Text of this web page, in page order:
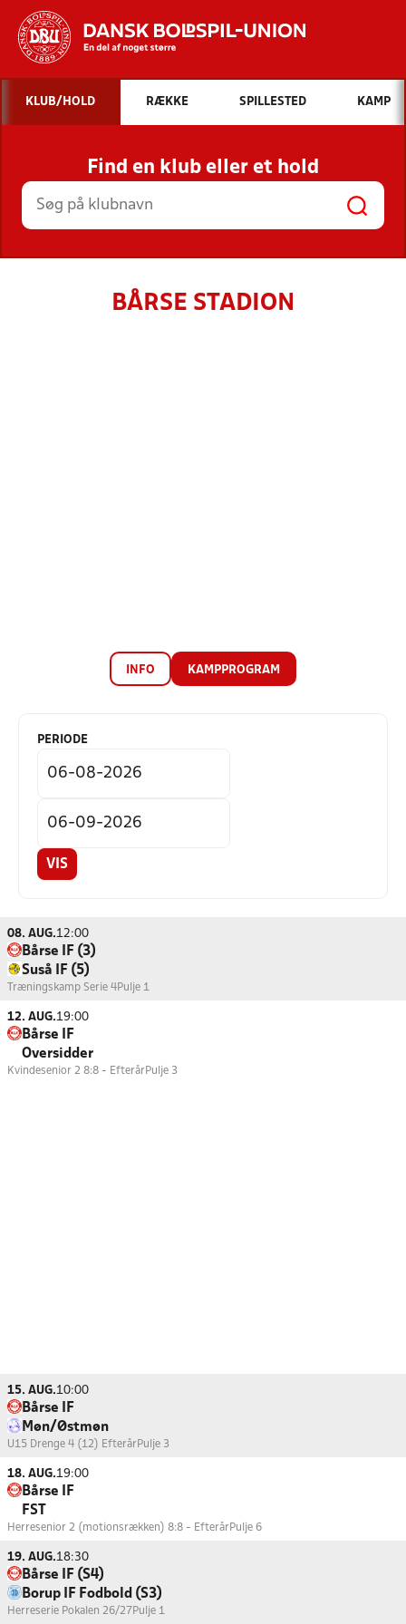
Hvad vil du søge efter?
INDHOLD OG NYHEDER
STILLINGER, RESULTATER, KLUBBER OG
HOLD
KLUB/HOLD RÆKKE SPILLESTED KAMP
Find en klub eller et hold
BÅRSE STADION
INFO KAMPPROGRAM
PERIODE
VIS
08. AUG.12:00
Bårse IF (3)
Suså IF (5)
Træningskamp Serie 4Pulje 1
12. AUG.19:00
Bårse IF
Oversidder
Kvindesenior 2 8:8 - EfterårPulje 3
15. AUG.10:00
Bårse IF
Møn/Østmøn
U15 Drenge 4 (12) EfterårPulje 3
18. AUG.19:00
Bårse IF
FST
Herresenior 2 (motionsrækken) 8:8 - EfterårPulje 6
19. AUG.18:30
Bårse IF (S4)
Borup IF Fodbold (S3)
Herreserie Pokalen 26/27 Pulje 1